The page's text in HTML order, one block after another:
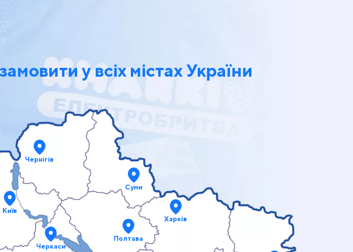
у всіх містах України
Київ
Черкаси
Полтава
Харків
Суми
Чернігів